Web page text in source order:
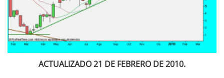
ACTUALIZADO 21 DE FEBRERO DE 2010.